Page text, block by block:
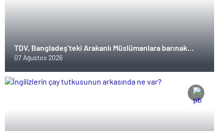
TDV, Bangladeş’teki Arakanlı Müslümanlara barınak
teslim etti
07 Ağustos 2026